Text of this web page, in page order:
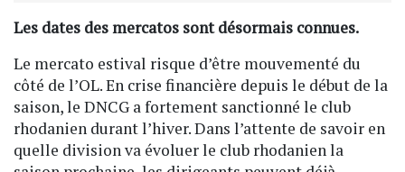
Les dates des mercatos sont désormais connues.
Le mercato estival risque d’être mouvementé du
côté de l’OL. En crise financière depuis le début de la
saison, le DNCG a fortement sanctionné le club
rhodanien durant l’hiver. Dans l’attente de savoir en
quelle division va évoluer le club rhodanien la